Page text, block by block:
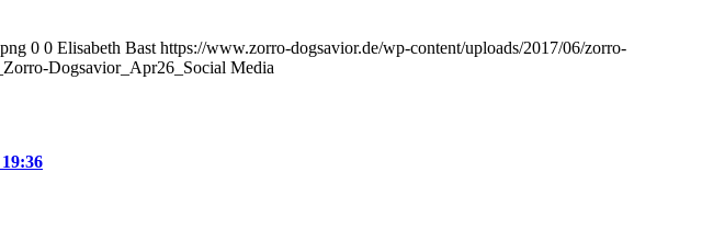
0 0 Elisabeth Bast https://www.zorro-dogsavior.de/wp-content/uploads/2017/06/zorro-
Dogsavior_Apr26_Social Media